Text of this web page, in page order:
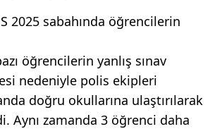
2025 sabahında öğrencilerin
öğrencilerin yanlış sınav
nedeniyle polis ekipleri
doğru okullarına ulaştırılarak
Aynı zamanda 3 öğrenci daha